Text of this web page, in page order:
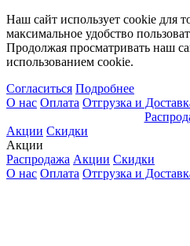
Наш сайт использует cookie для
максимальное удобство
Продолжая просматривать наш
использованием cookie.
Согласиться Подробнее
О нас Оплата Отгрузка и
Акции Скидки
Акции
Распродажа Акции Скидки
О нас Оплата Отгрузка и